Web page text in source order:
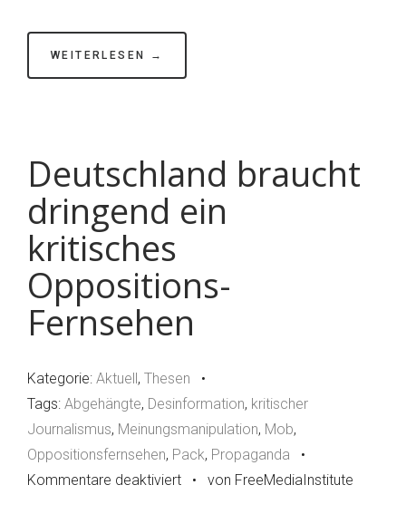
Die
Das
Asow-
Regiment
ARD
WEITERLESEN →
Deutschland braucht
dringend ein
kritisches
Oppositions-
Fernsehen
Kategorie: Aktuell , Thesen •
Tags: Abgehängte, Desinformation, kritischer
Journalismus, Meinungsmanipulation, Mob,
Oppositionsfernsehen, Pack, Propaganda •
Kommentare deaktiviert für
• von FreeMediaInstitute